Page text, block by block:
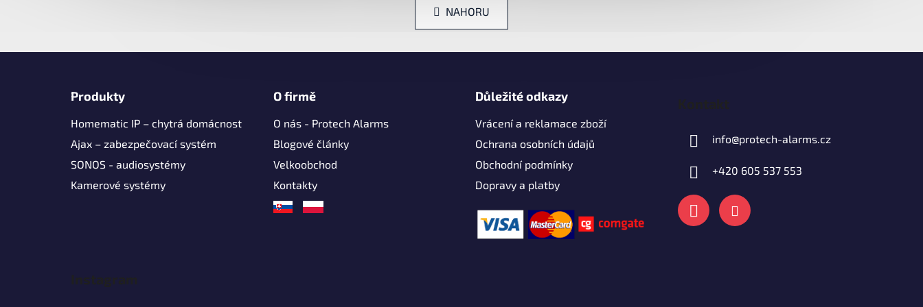
v
l
n
k
v
NAHORU
Produkty
Homematic IP – chytrá domácnost
Ajax – zabezpečovací systém
SONOS - audiosystémy
Kamerové systémy
O firmě
O nás - Protech Alarms
Blogové články
Velkoobchod
Kontakty
Důležité odkazy
Vrácení a reklamace zboží
Ochrana osobních údajů
Obchodní podmínky
Dopravy a platby
Kontakt
info@protech-alarms.cz
+420 605 537 553
Instagram